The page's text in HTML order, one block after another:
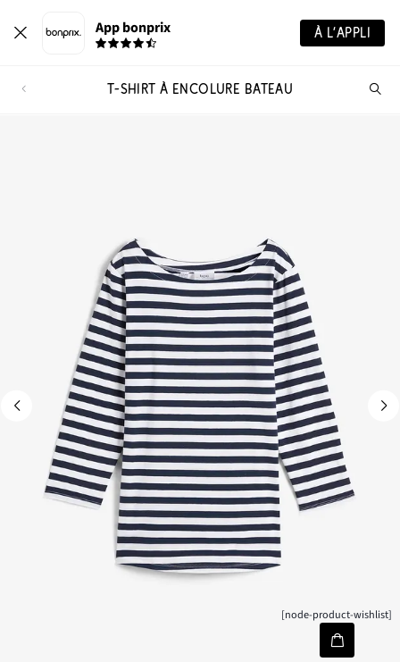
App bonprix À L’APPLI
T-SHIRT À ENCOLURE BATEAU
[node-product-wishlist]